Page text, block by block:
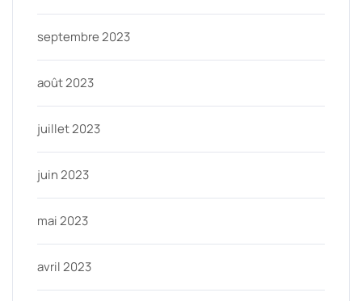
septembre 2023
août 2023
juillet 2023
juin 2023
mai 2023
avril 2023